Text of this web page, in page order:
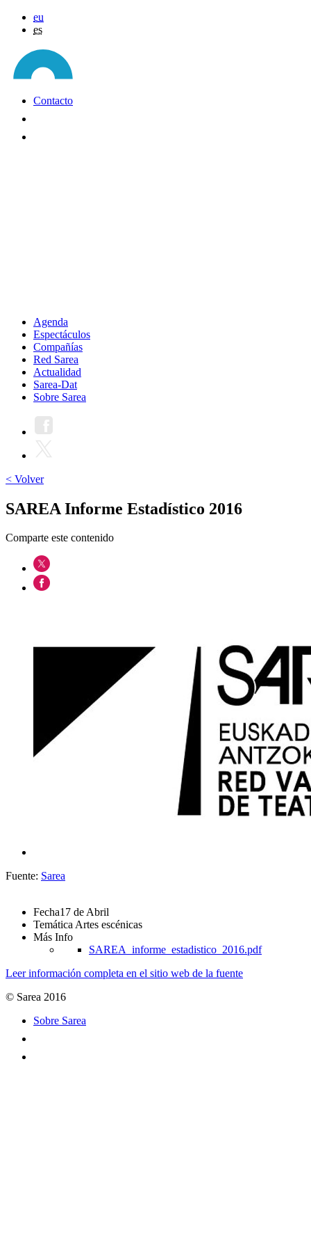
eu
es
Contacto
Agenda
Espectáculos
Compañías
Red Sarea
Actualidad
Sarea-Dat
Sobre Sarea
< Volver
SAREA Informe Estadístico 2016
Comparte este contenido
Fuente: Sarea
Fecha17 de Abril
TemáticaArtes escénicas
Más Info
SAREA_informe_estadistico_2016.pdf
Leer información completa en el sitio web de la fuente
© Sarea 2016
Sobre Sarea